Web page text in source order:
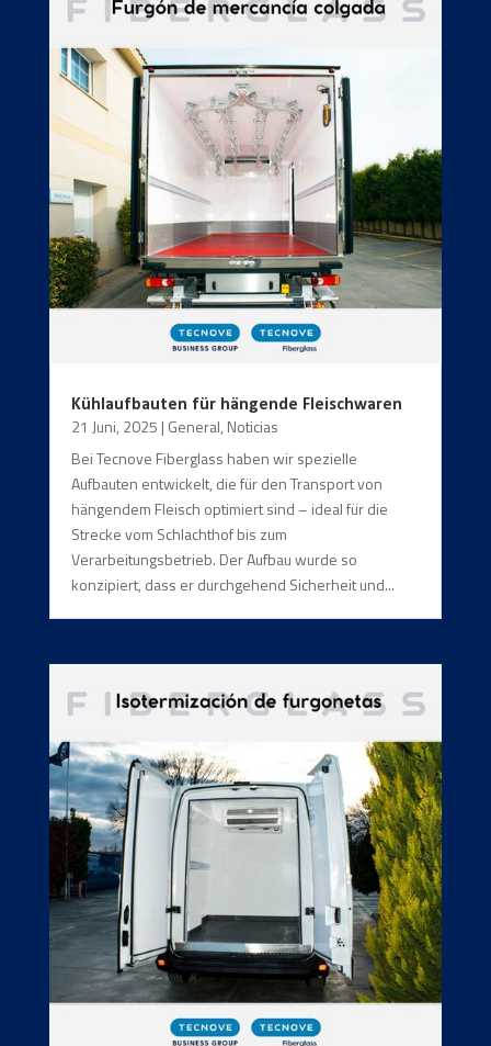
Kühlaufbauten für hängende Fleischwaren
21 Juni, 2025 | General, Noticias
Bei Tecnove Fiberglass haben wir spezielle
Aufbauten entwickelt, die für den Transport von
hängendem Fleisch optimiert sind – ideal für die
Strecke vom Schlachthof bis zum
Verarbeitungsbetrieb. Der Aufbau wurde so
konzipiert, dass er durchgehend Sicherheit und...